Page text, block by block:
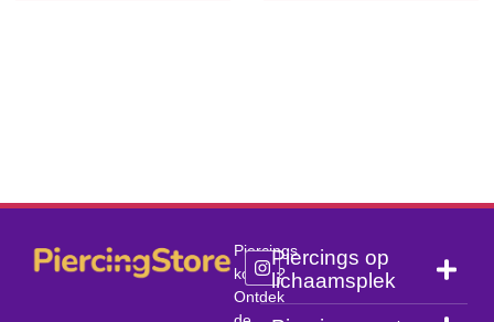
Piercings
kopen?
Ontdek
Piercings op
lichaamsplek